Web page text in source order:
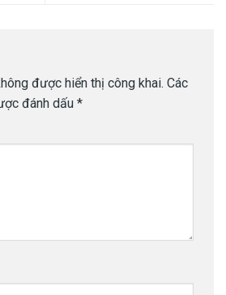
được hiển thị công khai. Các
đánh dấu *